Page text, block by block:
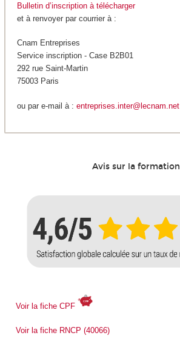
Bulletin d’inscription à télécharger
et à renvoyer par courrier à :
Cnam Entreprises
Service inscription - Case B2B01
292 rue Saint-Martin
75003 Paris
ou par e-mail à : entreprises.inter@lecnam.net
Avis sur la formation
Voir la fiche CPF
Voir la fiche RNCP (40066)